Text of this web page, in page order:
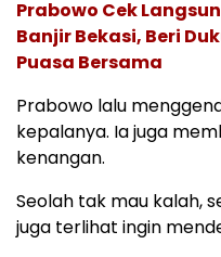
Prabowo Cek
Banjir Bekasi, Beri
Puasa Bersama
Prabowo lalu
kepalanya. Ia juga
kenangan.
Seolah tak mau kalah,
juga terlihat ingin